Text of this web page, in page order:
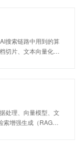
搜索链路中用到的算
切片、文本向量化、
处理、向量模型、文
增强生成（RAG）